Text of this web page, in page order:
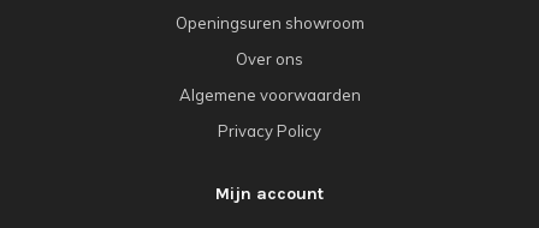
Openingsuren showroom
Over ons
Algemene voorwaarden
Privacy Policy
Mijn account